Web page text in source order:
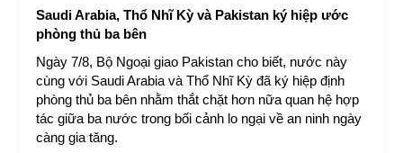
Saudi Arabia, Thổ Nhĩ Kỳ và Pakistan ký hiệp ước
phòng thủ ba bên
Ngày 7/8, Bộ Ngoại giao Pakistan cho biết, nước này
cùng với Saudi Arabia và Thổ Nhĩ Kỳ đã ký hiệp định
phòng thủ ba bên nhằm thắt chặt hơn nữa quan hệ hợp
tác giữa ba nước trong bối cảnh lo ngại về an ninh ngày
càng gia tăng.